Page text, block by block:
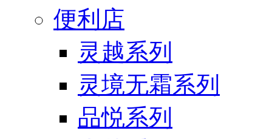
便利店
灵越系列
灵境无霜系列
品悦系列